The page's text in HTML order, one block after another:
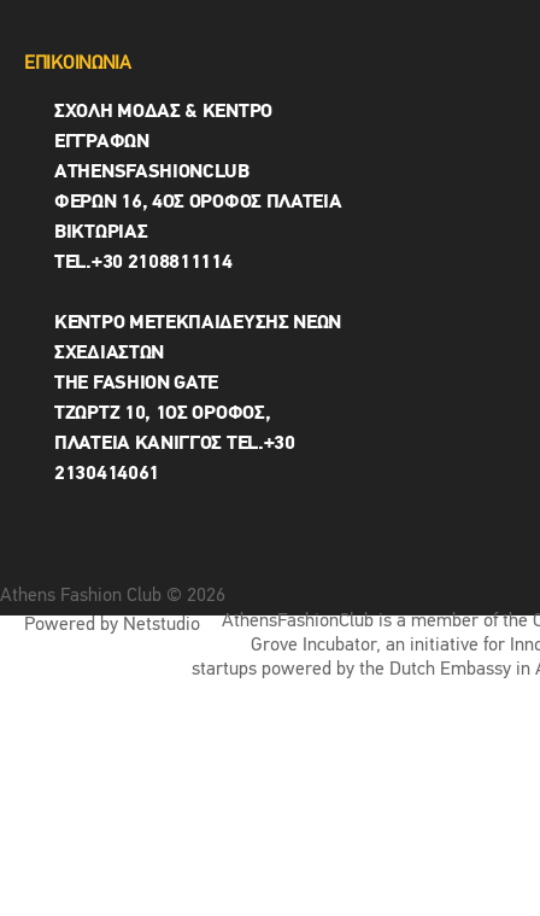
ΕΠΙΚΟΙΝΩΝΙΑ
ΣΧΟΛΗ ΜΟΔΑΣ & ΚΈΝΤΡΟ
ΕΓΓΡΑΦΩΝ
ΑTHENSFASHIONCLUB
ΦΕΡΏΝ 16, 4ΟΣ ΟΡΟΦΟΣ ΠΛΑΤΕΙΑ
ΒΙΚΤΩΡΊΑΣ
TEL.+30 2108811114
ΚΕΝΤΡΟ ΜΕΤΕΚΠΑΙΔΕΥΣΗΣ ΝΕΩΝ
ΣΧΕΔΙΑΣΤΩΝ
THE FASHION GATE
ΤΖΩΡΤΖ 10, 1ΟΣ ΌΡΟΦΟΣ,
ΠΛΑΤΕΙΑ ΚΑΝΙΓΓΟΣ TEL.+30
2130414061
Athens Fashion Club © 2026
Powered by Netstudio
AthensFashionClub is a member of the
Grove Incubator, an initiative for
startups powered by the Dutch Embassy in